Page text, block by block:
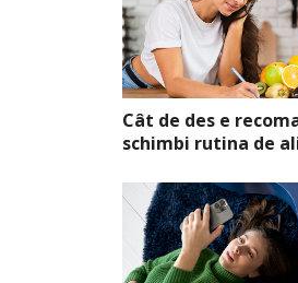
Cât de des e
schimbi rutina de